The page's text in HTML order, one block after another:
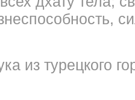
из турецкого